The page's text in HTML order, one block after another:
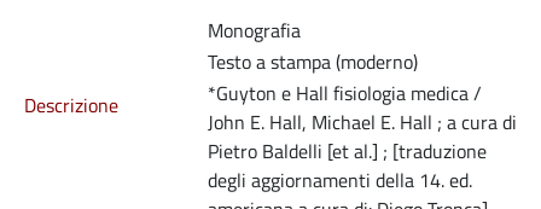
Monografia
Testo a stampa (moderno)
Descrizione
*Guyton e Hall fisiologia medica /
John E. Hall, Michael E. Hall ; a cura di
Pietro Baldelli [et al.] ; [traduzione
degli aggiornamenti della 14. ed.